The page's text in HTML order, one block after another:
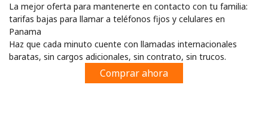
Regístrate con
o
La mejor oferta para mantenerte en contacto con tu familia:
tarifas bajas para llamar a teléfonos fijos y celulares en
Panama
Haz que cada minuto cuente con llamadas internacionales
baratas, sin cargos adicionales, sin contrato, sin trucos.
Comprar ahora